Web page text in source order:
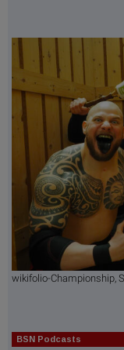
wikifolio-Championship,
BSN Podcasts